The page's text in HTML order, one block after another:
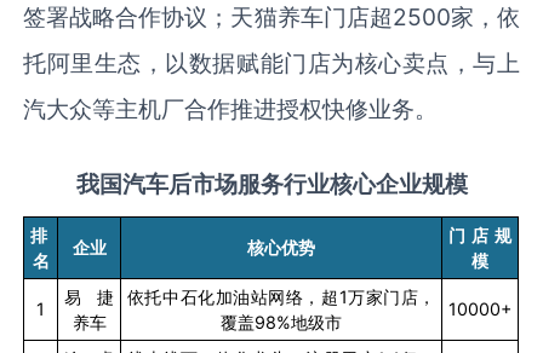
签署战略合作协议；天猫养车门店超2500家，依
托阿里生态，以数据赋能门店为核心卖点，与上
汽大众等主机厂合作推进授权快修业务。
我国汽车后市场服务行业核心企业规模
排
名
企业 核心优势
门店规
模
1
易捷
养车
依托中石化加油站网络，超1万家门店，
覆盖98%地级市
10000+